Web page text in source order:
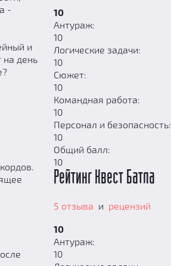
-
и
на день
10
Антураж:
10
Логические задачи:
10
Сюжет:
10
Командная работа:
10
Персонал и безопасность:
10
Общий балл:
10
Рейтинг Квест Батла
5 отзыва и рецензий
10
Антураж:
10